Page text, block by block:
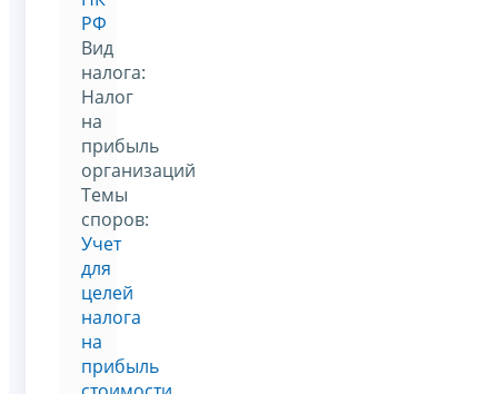
РФ
Вид
налога:
Налог
на
прибыль
организаций
Темы
споров:
Учет
для
целей
налога
на
прибыль